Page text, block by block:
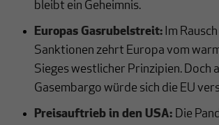
bleibt ein Geheimnis.
Europas Gasrubelstreit: Im
Sanktionen zehrt Europa vom
Sieges westlicher Prinzipien. Doch
Gasembargo würde sich die EU
Preisauftrieb in den USA: Die